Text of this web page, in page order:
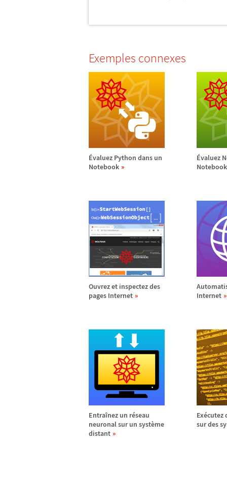
Exemples connexes
Évaluez Python dans un
Notebook
Évaluez
Notebook
Ouvrez et inspectez des
pages Internet
Internet
Entraînez un réseau
neuronal sur un système
distant
Exécutez
sur des